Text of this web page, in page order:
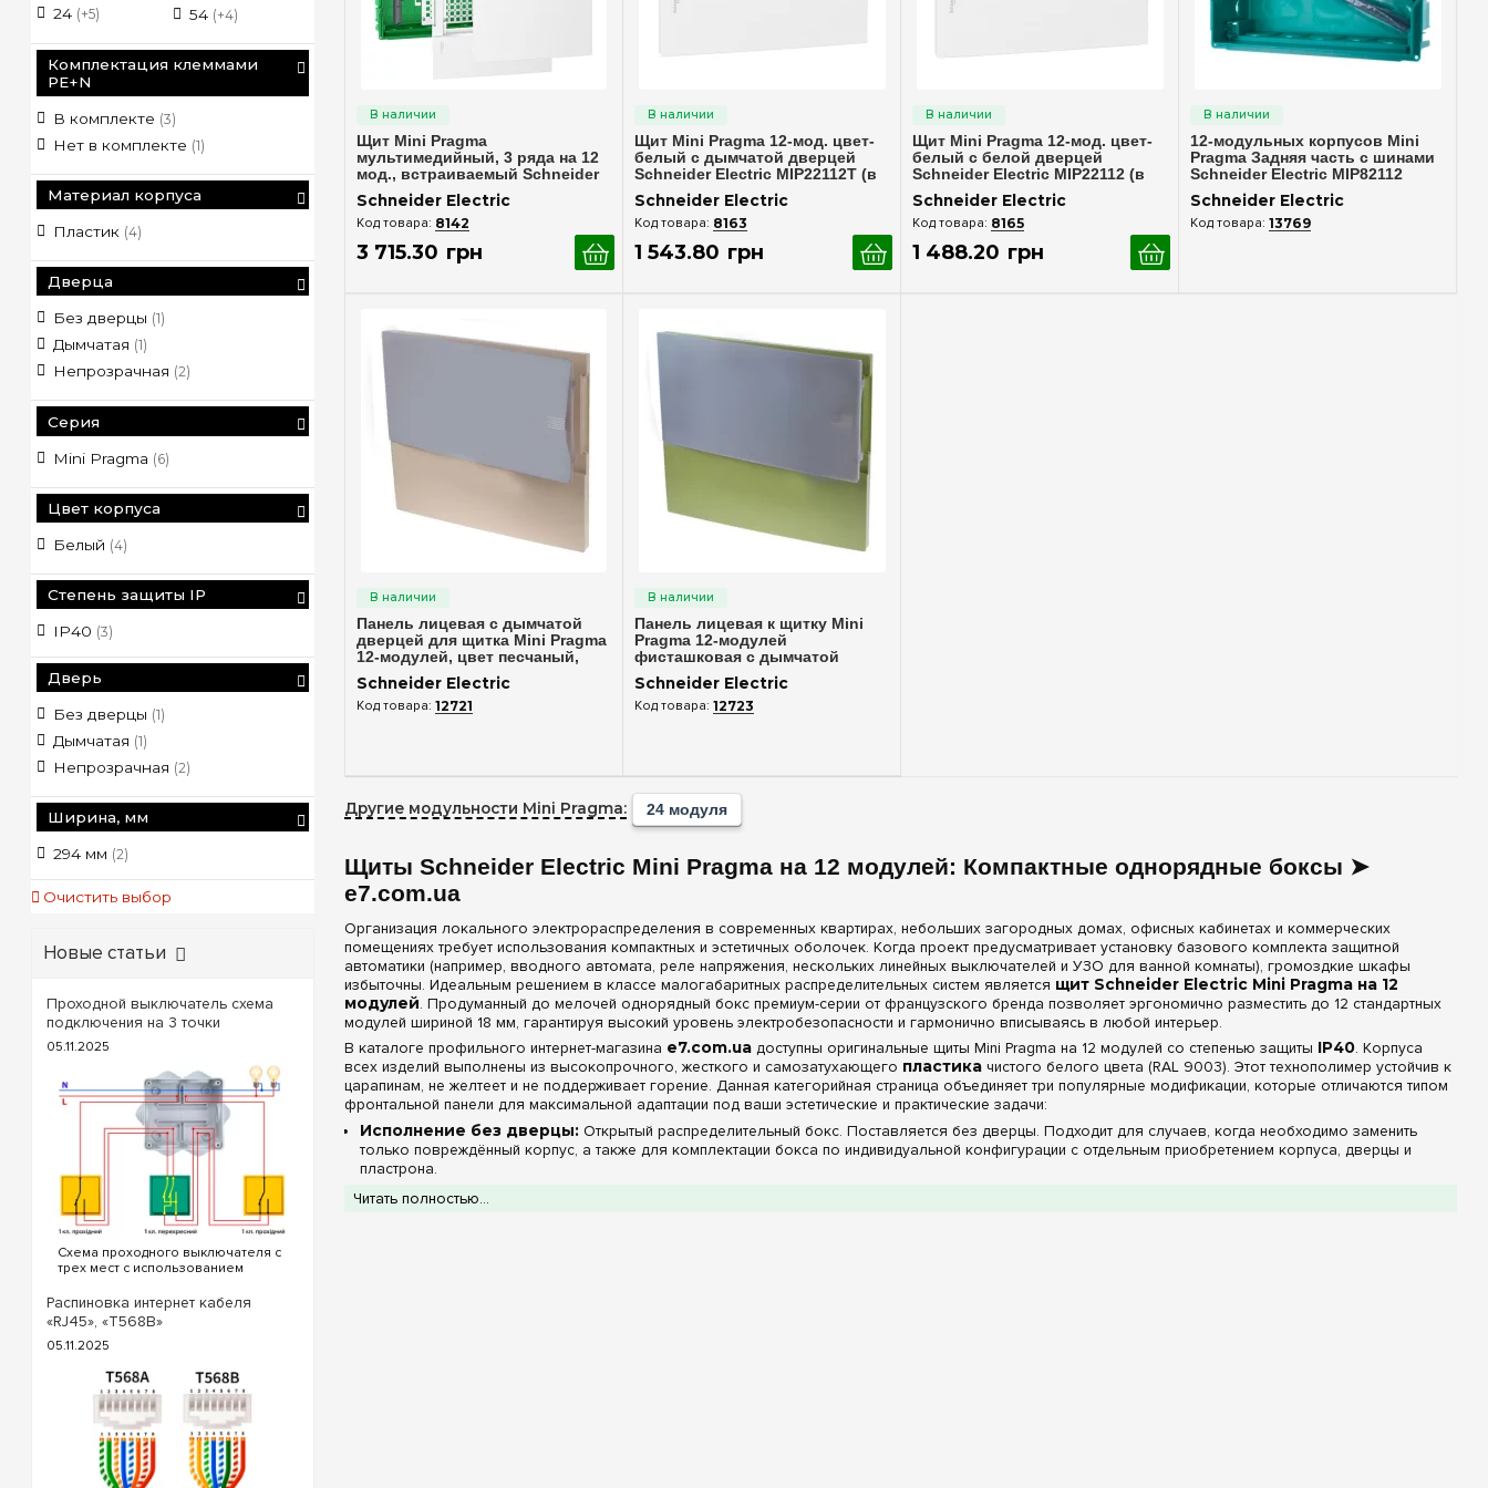
Щит Mini Pragma
мультимедийный, 3 ряда на 12
мод., встраиваемый Schneider
Electric MIP312FU
Schneider Electric
8142
3 715.30 грн
Щит Mini Pragma 12-мод. цвет-
белый с дымчатой дверцей
Schneider Electric MIP22112T (в
сборе)
Schneider Electric
8163
1 543.80 грн
Щит Mini Pragma 12-мод. цвет-
белый с белой дверцей
Schneider Electric MIP22112 (в
сборе)
Schneider Electric
8165
1 488.20 грн
12-модульных корпусов Mini
Pragma Задняя часть с шинами
Schneider Electric MIP82112
Schneider Electric
13769
Панель лицевая с дымчатой
дверцей для щитка Mini Pragma
12-модулей, цвет песчаный,
Schneider Electric MIP40112T
Schneider Electric
12721
Панель лицевая к щитку Mini
Pragma 12-модулей
фисташковая с дымчатой
дверцей Schneider Electric
MIP60112t
Schneider Electric
12723
Другие модульности Mini Pragma: 24 модуля
Щиты Schneider Electric Mini Pragma на 12 модулей: Компактные однорядные боксы ➤
e7.com.ua
Организация локального электрораспределения в современных квартирах, небольших загородных домах, офисных кабинетах и коммерческих
помещениях требует использования компактных и эстетичных оболочек. Когда проект предусматривает установку базового комплекта защитной
автоматики (например, вводного автомата, реле напряжения, нескольких линейных выключателей и УЗО для ванной комнаты), громоздкие шкафы
избыточны. Идеальным решением в классе малогабаритных распределительных систем является щит Schneider Electric Mini Pragma на 12
модулей. Продуманный до мелочей однорядный бокс премиум-серии от французского бренда позволяет эргономично разместить до 12 стандартных
модулей шириной 18 мм, гарантируя высокий уровень электробезопасности и гармонично вписываясь в любой интерьер.
В каталоге профильного интернет-магазина e7.com.ua доступны оригинальные щиты Mini Pragma на 12 модулей со степенью защиты IP40. Корпуса
всех изделий выполнены из высокопрочного, жесткого и самозатухающего пластика чистого белого цвета (RAL 9003). Этот технополимер устойчив к
царапинам, не желтеет и не поддерживает горение. Данная категорийная страница объединяет три популярные модификации, которые отличаются типом
фронтальной панели для максимальной адаптации под ваши эстетические и практические задачи:
Исполнение без дверцы:Открытый распределительный бокс. Поставляется без дверцы. Подходит для случаев, когда необходимо заменить
только повреждённый корпус, а также для комплектации бокса по индивидуальной конфигурации с отдельным приобретением корпуса, дверцы и
пластрона.
фасад позволяет считывать показания цифровых индикаторов реле напряжения или проверять положение рычагов автоматов, не открывая щиток,
Читать полностью...
24 (+5) 54 (+4)
Комплектация клеммами
PE+N
В комплекте (3)
Нет в комплекте (1)
Материал корпуса
Пластик (4)
Дверца
Без дверцы (1)
Дымчатая (1)
Непрозрачная (2)
Серия
Mini Pragma (6)
Цвет корпуса
Белый (4)
Степень защиты IP
IP40 (3)
Дверь
Без дверцы (1)
Дымчатая (1)
Непрозрачная (2)
Ширина, мм
294 мм (2)
Очистить выбор
Новые статьи
Проходной выключатель схема
подключения на 3 точки
05.11.2025
Схема проходного выключателя с
трех мест с использованием
выключателя. Для реализации
схемы проходных выключателей с
трех точек потребуются
следующие выключатели: ...
Распиновка интернет кабеля
«RJ45», «T568B»
05.11.2025